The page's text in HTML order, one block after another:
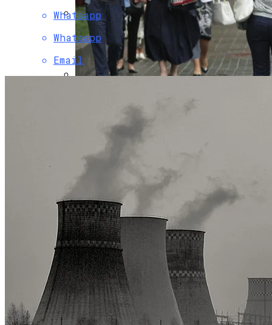
Растущая Концентрация Власти В
Руках Си Цзиньпина: Мир Не Обмануть
Коронавирус В США Оказался
Смертоноснее «испанки» 1918 Года
Извержение Вулкана На Юге Исландии:
Чрезвычайное Положение И Эвакуация
«Укрзализныця» Разозлила Украинцев
Стаканами За Полтора Миллиона
Гривен
Whatsapp
Whatsapp
Email